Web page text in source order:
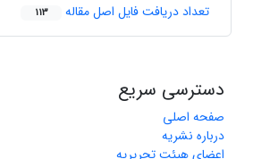
تعداد دریافت فایل اصل مقاله 113
دسترسی سریع
صفحه اصلی
درباره نشریه
اعضای هیئت تحریریه